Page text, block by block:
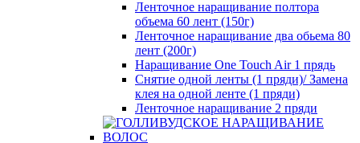
Ленточное наращивание полтора
объема 60 лент (150г)
Ленточное наращивание два обьема 80
лент (200г)
Наращивание One Touch Air 1 прядь
Снятие одной ленты (1 пряди)/ Замена
клея на одной ленте (1 пряди)
Ленточное наращивание 2 пряди